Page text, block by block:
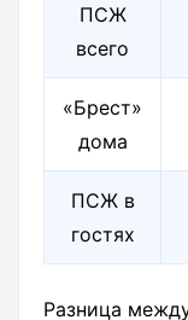
ПСЖ
всего
«Брест»
дома
ПСЖ в
гостях
Разница